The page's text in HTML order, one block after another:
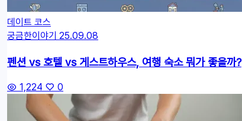
데이트 코스
궁금한이야기 25.09.08
펜션 vs 호텔 vs 게스트하우스, 여행 숙소 뭐가 좋을까?
1,224 0